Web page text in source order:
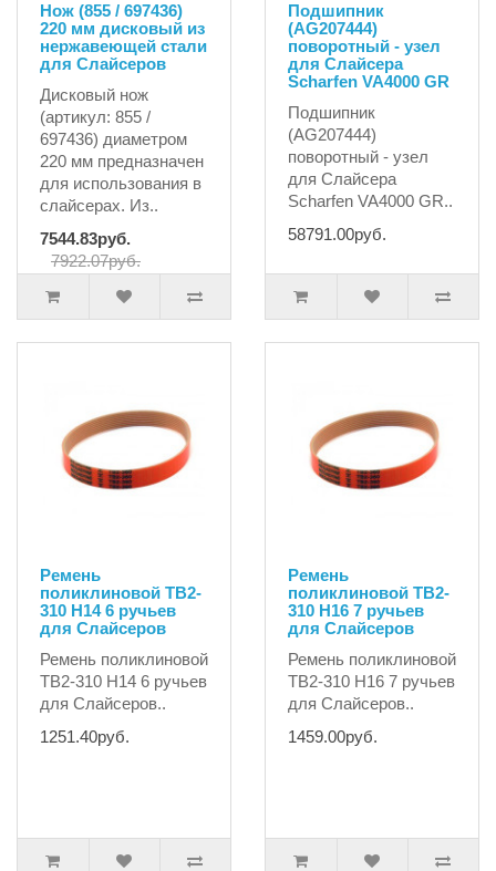
Нож (855 / 697436)
220 мм дисковый из
нержавеющей стали
для Слайсеров
Дисковый нож
(артикул: 855 /
697436) диаметром
220 мм предназначен
для использования в
слайсерах. Из..
7544.83руб.
7922.07руб.
Подшипник
(AG207444)
поворотный - узел
для Слайсера
Scharfen VA4000 GR
Подшипник
(AG207444)
поворотный - узел
для Слайсера
Scharfen VA4000 GR..
58791.00руб.
Ремень
поликлиновой TB2-
310 H14 6 ручьев
для Слайсеров
Ремень поликлиновой
TB2-310 H14 6 ручьев
для Слайсеров..
1251.40руб.
Ремень
поликлиновой TB2-
310 H16 7 ручьев
для Слайсеров
Ремень поликлиновой
TB2-310 H16 7 ручьев
для Слайсеров..
1459.00руб.